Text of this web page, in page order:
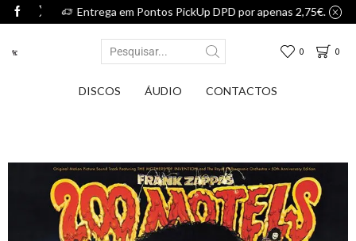
Entrega em Pontos PickUp DPD por apenas 2,75€.
0 0
DISCOS ÁUDIO CONTACTOS